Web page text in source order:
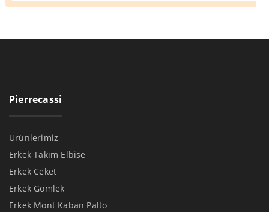
Pierrecassi
Ürünlerimiz
Erkek Takım Elbise
Erkek Ceket
Erkek Gömlek
Erkek Mont Kaban Palto